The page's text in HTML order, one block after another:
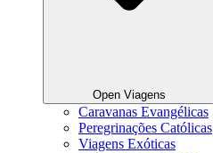
Open Viagens
Caravanas Evangélicas
Peregrinações Católicas
Viagens Exóticas